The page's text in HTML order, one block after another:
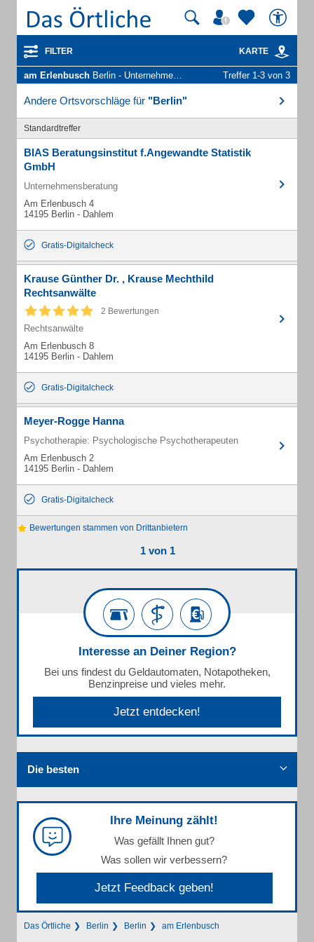
FILTER KARTE
am Erlenbusch Berlin - Unternehmen und Personen Treffer 1-3 von 3
Andere Ortsvorschläge für "Berlin"
Standardtreffer
BIAS Beratungsinstitut f.Angewandte Statistik
GmbH
Unternehmensberatung
Am Erlenbusch 4
14195 Berlin - Dahlem
Gratis-Digitalcheck
Krause Günther Dr. , Krause Mechthild
Rechtsanwälte
2 Bewertungen
Rechtsanwälte
Am Erlenbusch 8
14195 Berlin - Dahlem
Gratis-Digitalcheck
Meyer-Rogge Hanna
Psychotherapie: Psychologische Psychotherapeuten
Am Erlenbusch 2
14195 Berlin - Dahlem
Gratis-Digitalcheck
Bewertungen stammen von Drittanbietern
1 von 1
Interesse an Deiner Region?
Bei uns findest du Geldautomaten, Notapotheken,
Benzinpreise und vieles mehr.
Jetzt entdecken!
Die besten
Ihre Meinung zählt!
Was gefällt Ihnen gut?
Was sollen wir verbessern?
Jetzt Feedback geben!
Das Örtliche Berlin Berlin am Erlenbusch